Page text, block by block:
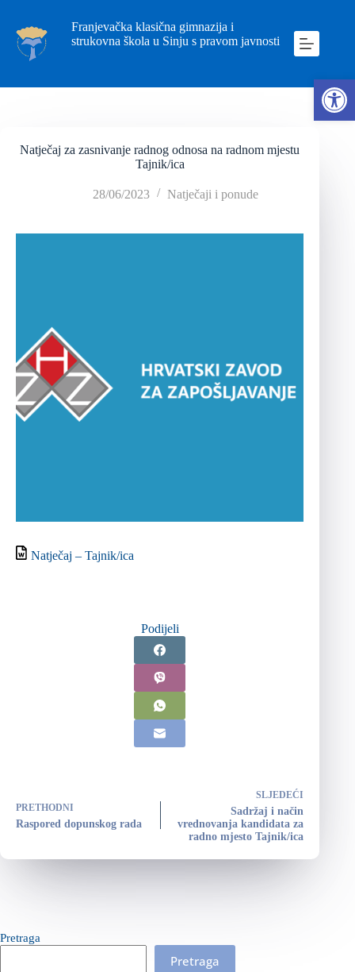
Franjevačka klasična gimnazija i
strukovna škola u Sinju s pravom javnosti
Natječaj za zasnivanje radnog odnosa na radnom mjestu
Tajnik/ica
28/06/2023 Natječaji i ponude
Natječaj – Tajnik/ica
Podijeli
PRETHODNI
Raspored dopunskog rada
SLJEDEĆI
Sadržaj i način
vrednovanja kandidata za
radno mjesto Tajnik/ica
Pretraga
Pretraga